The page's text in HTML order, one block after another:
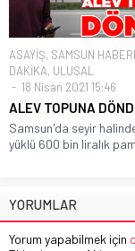
ASAYİŞ, SAMSUN
DAKİKA, ULUSAL
18 Nisan 2021 15:46
ALEV TOPUNA
Samsun'da seyir
yüklü 600 bin liralık
YORUMLAR
Yorum yapabilmek için